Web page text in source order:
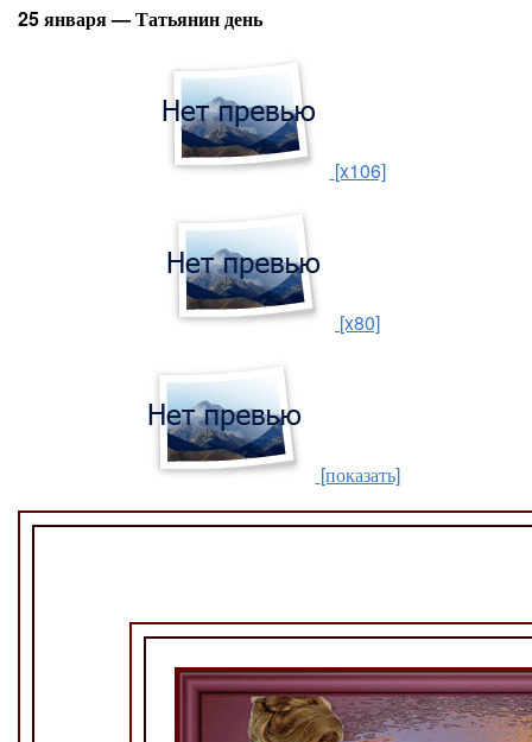
25 января — Татьянин день
[x106]
[x80]
[показать]